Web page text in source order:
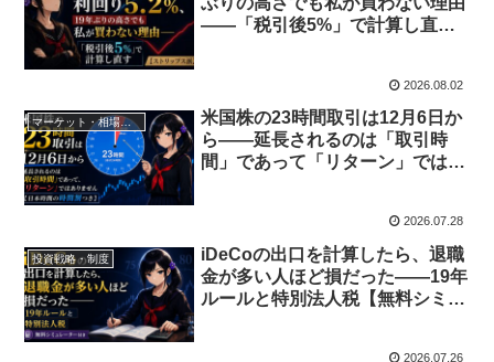
——「税引後5%」で計算し直す
2026.08.02
マーケット・相場分析
米国株の23時間取引は12月6日か
ら——延長されるのは「取引時
間」であって「リターン」ではあ
2026.07.28
投資戦略・制度
iDeCoの出口を計算したら、退職
金が多い人ほど損だった——19年
ルールと特別法人税【無料シミュ
2026.07.26